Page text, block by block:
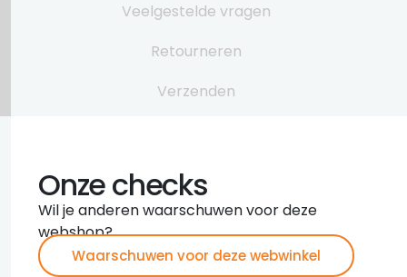
Veelgestelde vragen
Retourneren
Verzenden
Onze checks
Wil je anderen waarschuwen voor deze
webshop?
Waarschuwen voor deze webwinkel